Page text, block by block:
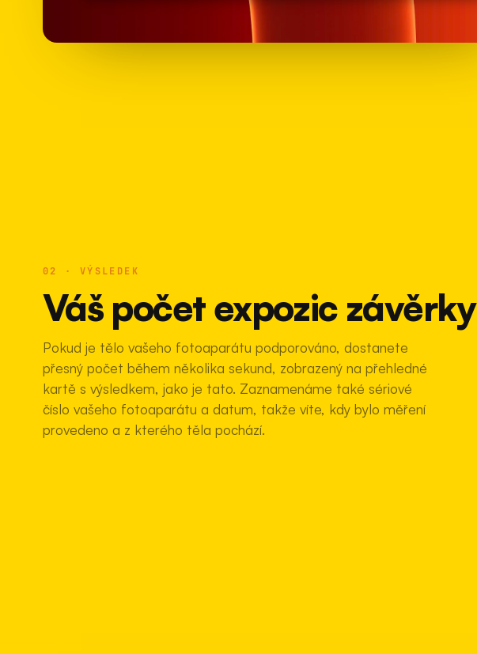
02 · VÝSLEDEK
Váš počet expozic závěrky
Pokud je tělo vašeho fotoaparátu podporováno, dostanete
přesný počet během několika sekund, zobrazený na přehledné
kartě s výsledkem, jako je tato. Zaznamenáme také sériové
číslo vašeho fotoaparátu a datum, takže víte, kdy bylo měření
provedeno a z kterého těla pochází.